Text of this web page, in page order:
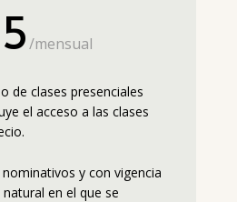
/mensual
de clases presenciales
el acceso a las clases
y con vigencia
en el que se